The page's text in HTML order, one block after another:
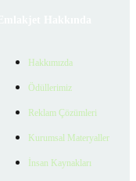
Hakkımızda
Ödüllerimiz
Reklam Çözümleri
Kurumsal Materyaller
İnsan Kaynakları